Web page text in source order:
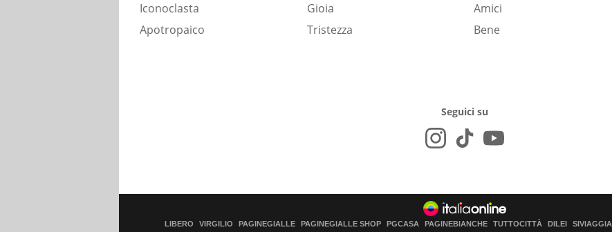
Iconoclasta
Apotropaico
Gioia
Tristezza
Amici
Bene
Seguici su
LIBERO VIRGILIO PAGINEGIALLE PAGINEGIALLE SHOP PGCASA PAGINEBIANCHE TUTTOCITTÀ DILEI SIVIAGGIA